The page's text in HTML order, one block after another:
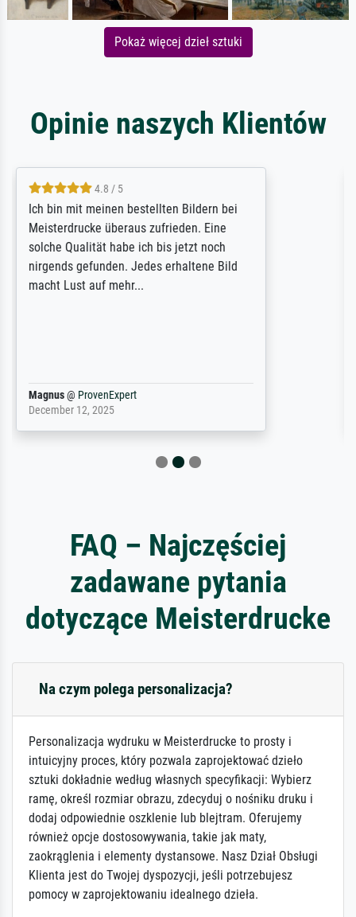
Pokaż więcej dzieł sztuki
Opinie naszych Klientów
Rundum positive Erfahrung. Die Ausführung
des Auftrags hat eine Weile gedauert, die
angekündigte Lieferzeit wurde aber
letztlich sogar etwas unterschritten. Die
Qualität des Papiers und des Drucks
Dr. @ProvenExpert
February 3, 2026
FAQ – Najczęściej
zadawane pytania
dotyczące Meisterdrucke
Na czym polega personalizacja?
Personalizacja wydruku w Meisterdrucke to prosty i
intuicyjny proces, który pozwala zaprojektować dzieło
sztuki dokładnie według własnych specyfikacji: Wybierz
ramę, określ rozmiar obrazu, zdecyduj o nośniku druku i
dodaj odpowiednie oszklenie lub blejtram. Oferujemy
również opcje dostosowywania, takie jak maty,
zaokrąglenia i elementy dystansowe. Nasz Dział Obsługi
Klienta jest do Twojej dyspozycji, jeśli potrzebujesz
pomocy w zaprojektowaniu idealnego dzieła.